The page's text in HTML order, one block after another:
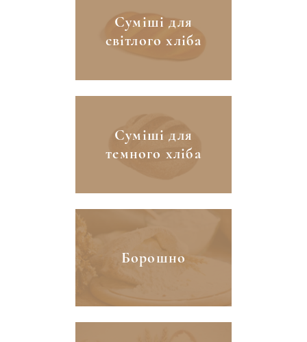
Суміші для
світлого хліба
Суміші для
темного хліба
Борошно